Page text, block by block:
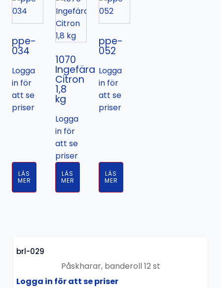
ppe-
034
Logga
in för
att se
priser
LÄS
MER
1070
Ingefära
Citron
1,8
kg
Logga
in för
att se
priser
LÄS
MER
ppe-
052
Logga
in för
att se
priser
LÄS
MER
brl-029
Påskharar, banderoll 12 st
Logga in för att se priser